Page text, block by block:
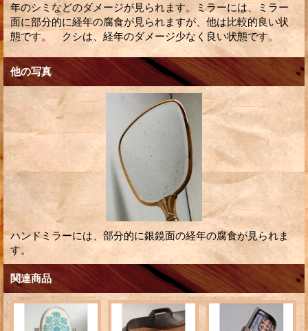
年のシミなどのダメージが見られます。ミラーには、ミラー
面に部分的に経年の腐食が見られますが、他は比較的良い状
態です。 クシは、経年のダメージ少なく良い状態です。
他の写真
ハンドミラーには、部分的に銀鏡面の経年の腐食が見られま
す。
関連商品